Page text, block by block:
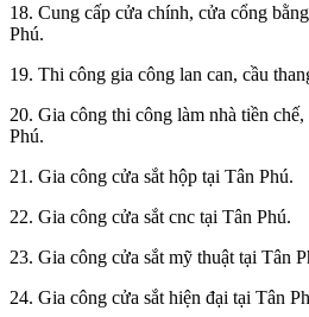
18. Cung cấp cửa chính, cửa cổng
Phú.
19. Thi công gia công lan can, cầu
20. Gia công thi công làm nhà tiền
Phú.
21. Gia công cửa sắt hộp tại Tân Phú.
22. Gia công cửa sắt cnc tại Tân Phú.
23. Gia công cửa sắt mỹ thuật tại Tân
24. Gia công cửa sắt hiện đại tại Tân